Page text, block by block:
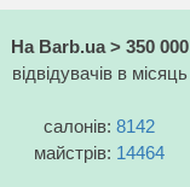
На Barb.ua > 350 000
відвідувачів в місяць
салонів: 8142
майстрів: 14464